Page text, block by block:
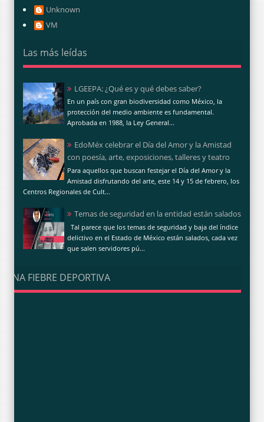
Unknown
VM
Las más leídas
LGEEPA: ¿Qué es y qué debes saber?
En un país con gran biodiversidad como México, la
protección del medio ambiente es fundamental.
Aprobada en 1988, la Ley General...
EdoMéx celebrar el Día del Amor y la Amistad
con poesía, arte, exposiciones, talleres y teatro
Para aquellos que buscan festejar el Día del Amor y la
Amistad disfrutando del arte, este 14 y 15 de febrero, los
Centros Regionales de Cult...
Temas de seguridad en la entidad están salados
Tal parece que los temas de seguridad y baja del índice
delictivo en el Estado de México están salados, cada vez
que salen servidores pú...
UNA FIEBRE DEPORTIVA